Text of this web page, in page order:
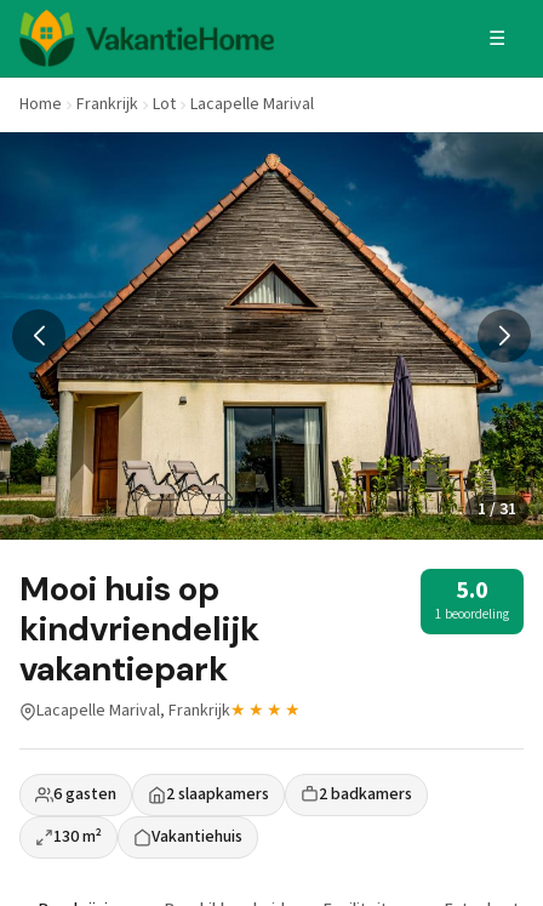
☰
Home Frankrijk Lot Lacapelle Marival
1 / 31
Mooi huis op
kindvriendelijk
vakantiepark
5.0
1 beoordeling
Lacapelle Marival, Frankrijk★★★★
6 gasten 2 slaapkamers
2 badkamers
130 m²
Vakantiehuis